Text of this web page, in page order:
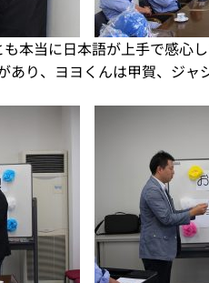
本当に日本語が上手で感心し
あり、ヨヨくんは甲賀、ジ